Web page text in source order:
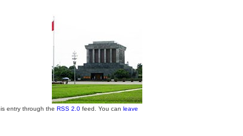
entry through the RSS 2.0 feed. You can leave